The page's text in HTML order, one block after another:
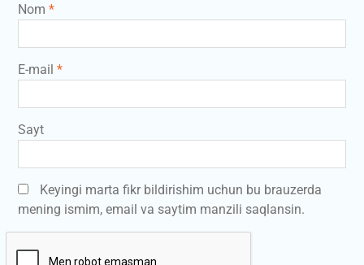
Nom *
E-mail *
Sayt
Keyingi marta fikr bildirishim uchun bu brauzerda
mening ismim, email va saytim manzili saqlansin.